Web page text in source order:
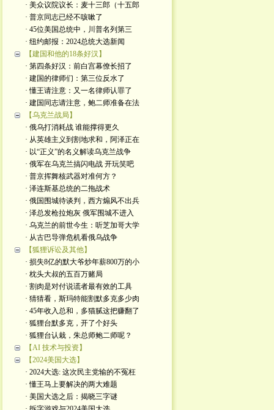
· 美众议院议长：麦十三郎（十五郎
· 普京同志已经不咳嗽了
· 45位美国总统中，川普名列第三
· 纽约邮报：2024总统大选新闻
【建国和他的18条好汉】
· 第四条好汉：前白宫幕僚长招了
· 建国的律师们：第三位反水了
· 懂王请注意：又一名律师认罪了
· 建国同志请注意，鲍二师准备在法
【乌克兰战局】
· 俄乌打消耗战 谁能撑得更久
· 从英雄主义到割地求和，阿泽正在
· 以“正义”的名义解读乌克兰战争
· 俄军在乌克兰搞闪电战 开玩笑吧
· 普京挥舞核武器对准何方？
· 泽连斯基总统的二拖战术
· 俄国围城待谈判，西方煽风不出兵
· 泽总发枪拉炮灰 俄军围城不进入
· 乌克兰的前世今生：听芝加哥大学
· 从古巴导弹危机看俄乌战争
【狐狸诉讼及其他】
· 损失8亿的默大爷炒年薪800万的小
· 枕头大叔的五百万赌局
· 割肉是对付说谎者最有效的工具
· 猜猜看，斯玛特能割默多克多少肉
· 45年收入总和，多猫腻这把赚翻了
· 狐狸台默多克，开了个好头
· 狐狸台认栽，朱总师鲍二师呢？
【AI 技术与投资】
【2024美国大选】
· 2024大选: 这次民主党输的不冤枉
· 懂王马上要解决的两大难题
· 美国大选之后：揭晓三字谜